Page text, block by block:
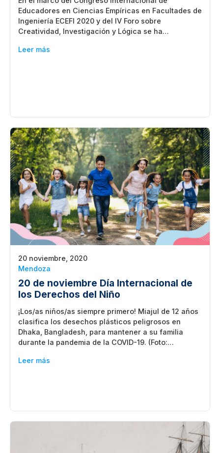
Educadores en Ciencias Empíricas en Facultades de
Ingeniería ECEFI 2020 y del IV Foro sobre
Creatividad, Investigación y Lógica se ha…
Leer más
20 noviembre, 2020
Mendoza
20 de noviembre Día Internacional de
los Derechos del Niño
¡Los/as niños/as siempre primero! Miajul de 12 años
clasifica los desechos plásticos peligrosos en
Dhaka, Bangladesh, para mantener a su familia
durante la pandemia de la COVID-19. (Foto:…
Leer más